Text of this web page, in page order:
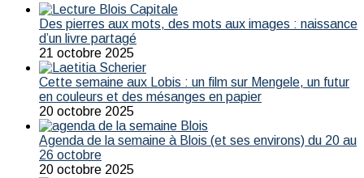
Des pierres aux mots, des mots aux images : naissance
d’un livre partagé
21 octobre 2025
Cette semaine aux Lobis : un film sur Mengele, un futur
en couleurs et des mésanges en papier
20 octobre 2025
Agenda de la semaine à Blois (et ses environs) du 20 au
26 octobre
20 octobre 2025